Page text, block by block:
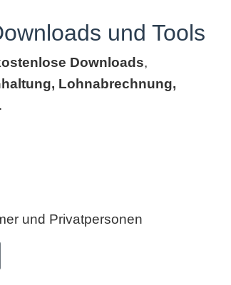
und Tools
Downloads,
Lohnabrechnung,
.
und Privatpersonen